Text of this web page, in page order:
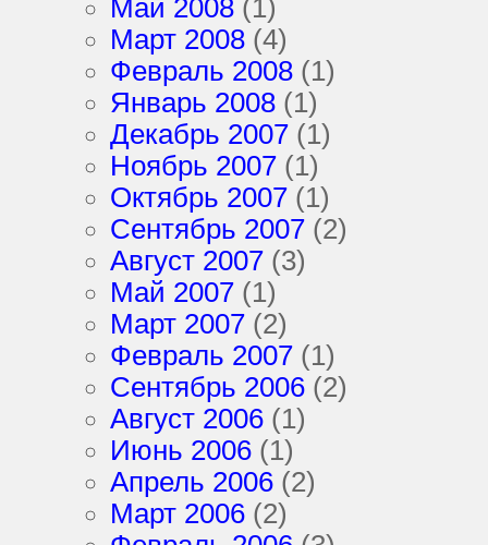
Май 2008 (1)
Март 2008 (4)
Февраль 2008 (1)
Январь 2008 (1)
Декабрь 2007 (1)
Ноябрь 2007 (1)
Октябрь 2007 (1)
Сентябрь 2007 (2)
Август 2007 (3)
Май 2007 (1)
Март 2007 (2)
Февраль 2007 (1)
Сентябрь 2006 (2)
Август 2006 (1)
Июнь 2006 (1)
Апрель 2006 (2)
Март 2006 (2)